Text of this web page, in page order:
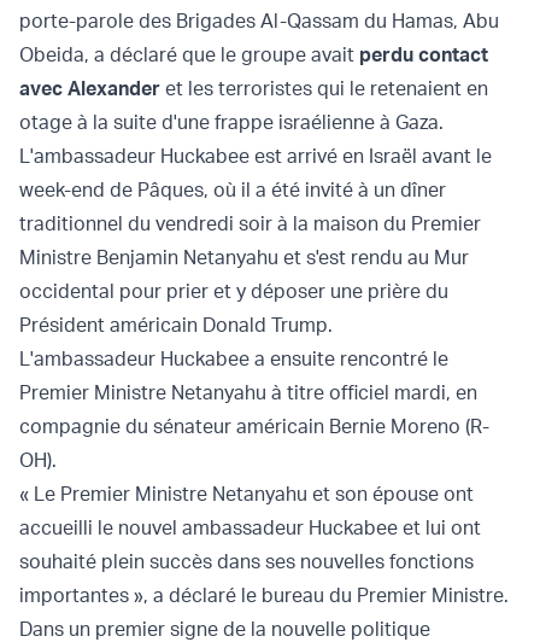
porte-parole des Brigades Al-Qassam du Hamas, Abu
Obeida, a déclaré que le groupe avait perdu contact
avec Alexander et les terroristes qui le retenaient en
otage à la suite d'une frappe israélienne à Gaza.
L'ambassadeur Huckabee est arrivé en Israël avant le
week-end de Pâques, où il a été invité à un dîner
traditionnel du vendredi soir à la maison du Premier
Ministre Benjamin Netanyahu et s'est rendu au Mur
occidental pour prier et y déposer une prière du
Président américain Donald Trump.
L'ambassadeur Huckabee a ensuite rencontré le
Premier Ministre Netanyahu à titre officiel mardi, en
compagnie du sénateur américain Bernie Moreno (R-
OH).
« Le Premier Ministre Netanyahu et son épouse ont
accueilli le nouvel ambassadeur Huckabee et lui ont
souhaité plein succès dans ses nouvelles fonctions
importantes », a déclaré le bureau du Premier Ministre.
Dans un premier signe de la nouvelle politique